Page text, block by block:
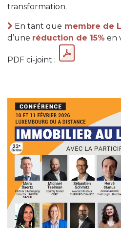
transformation.
En tant que membre de
d’une réduction de 15% en
PDF ci-joint :